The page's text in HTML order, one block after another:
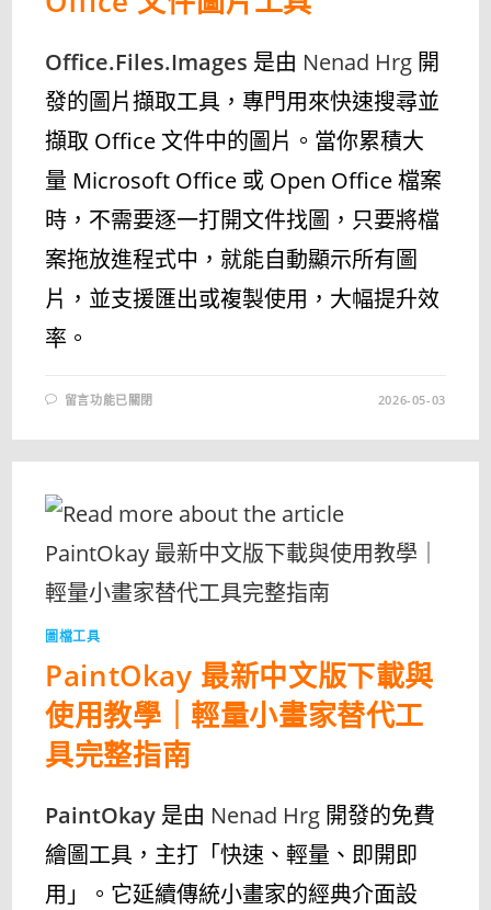
Office.Files.Images 是由 Nenad Hrg 開
發的圖片擷取工具，專門用來快速搜尋並
擷取 Office 文件中的圖片。當你累積大
量 Microsoft Office 或 Open Office 檔案
時，不需要逐一打開文件找圖，只要將檔
案拖放進程式中，就能自動顯示所有圖
片，並支援匯出或複製使用，大幅提升效
率。
在
〈OFFICE.FILES.IMAGES
新
載
與
使
用
學
｜
速
擷
OFFICE
文
件
圖
片
工
具〉
中
留言功能已關閉 2026-05-03
圖檔工具
PaintOkay 最新中文版下載與
使用教學｜輕量小畫家替代工
具完整指南
PaintOkay 是由 Nenad Hrg 開發的免費
繪圖工具，主打「快速、輕量、即開即
用」。它延續傳統小畫家的經典介面設